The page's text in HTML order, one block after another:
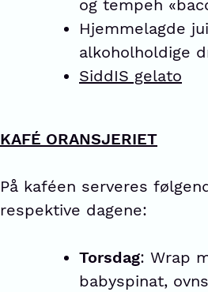
og tempeh
Hjemmelagde
alkoholholdige
SiddIS gelato
KAFÉ ORANSJERIET
På kaféen serveres
respektive dagene:
Torsdag: Wrap
babyspinat,